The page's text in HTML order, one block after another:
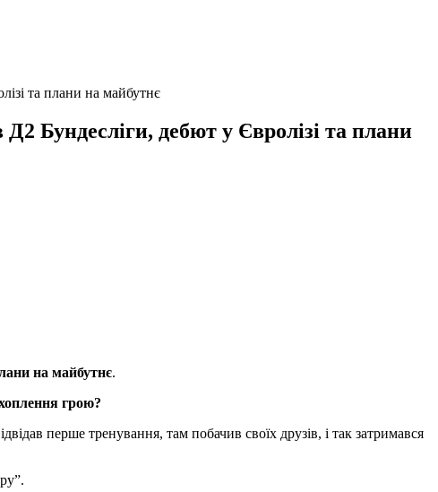
та плани на майбутнє
Бундесліги, дебют у Євролізі та плани
на майбутнє.
грою?
перше тренування, там побачив своїх друзів, і так затримався